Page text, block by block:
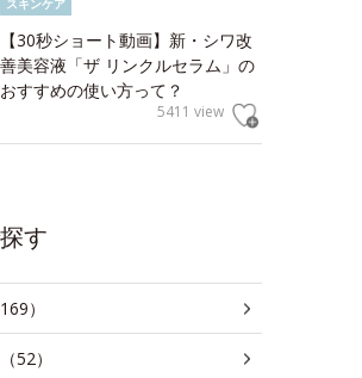
スキンケア
【30秒ショート動画】新・シワ改
善美容液「ザ リンクルセラム」の
おすすめの使い方って？
5411 view
す
）
52）